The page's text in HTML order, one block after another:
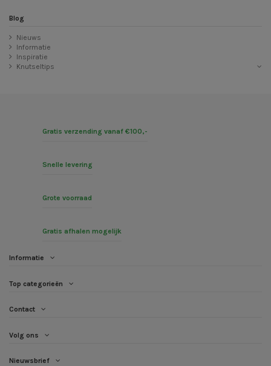
Blog
Nieuws
Informatie
Inspiratie
Knutseltips
Gratis verzending vanaf €100,-
Snelle levering
Grote voorraad
Gratis afhalen mogelijk
Informatie
Top categorieën
Contact
Volg ons
Nieuwsbrief